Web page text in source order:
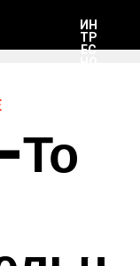
ИН
ТР
ЕС
То